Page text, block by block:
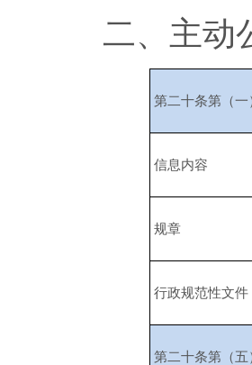
二、主动
第二十条第（一
信息内容
规章
行政规范性文件
第二十条第（五